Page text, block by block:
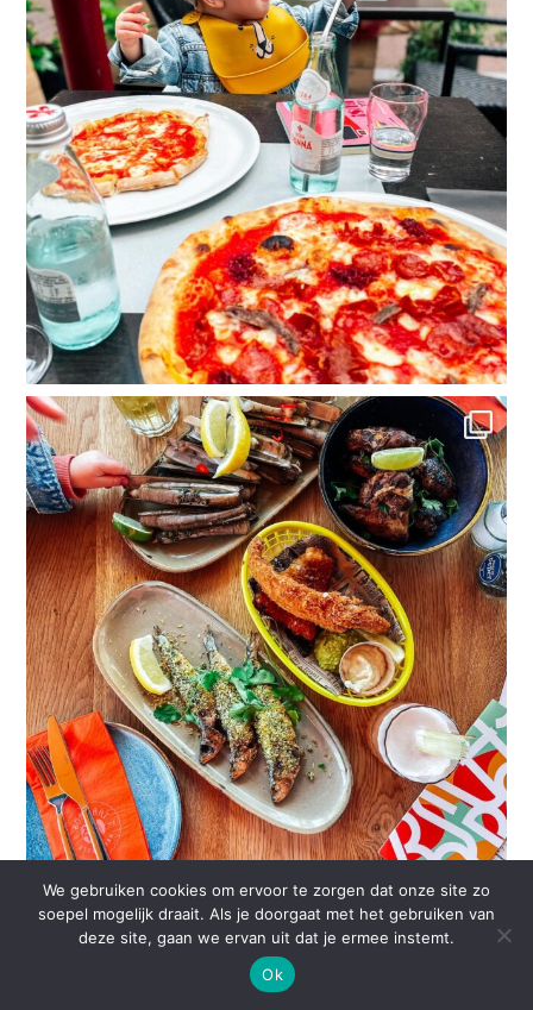
We gebruiken cookies om ervoor te zorgen dat onze site zo
soepel mogelijk draait. Als je doorgaat met het gebruiken van
deze site, gaan we ervan uit dat je ermee instemt.
Ok